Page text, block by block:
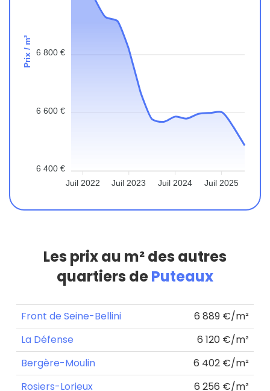
6 800 €
6 600 €
6 400 €
Prix / m²
Juil 2022 Juil 2023 Juil 2024 Juil 2025
Les prix au m² des autres
quartiers dePuteaux
Front de Seine-Bellini
6 889 €/m²
La Défense
6 120 €/m²
Bergère-Moulin
6 402 €/m²
Rosiers-Lorieux
6 256 €/m²